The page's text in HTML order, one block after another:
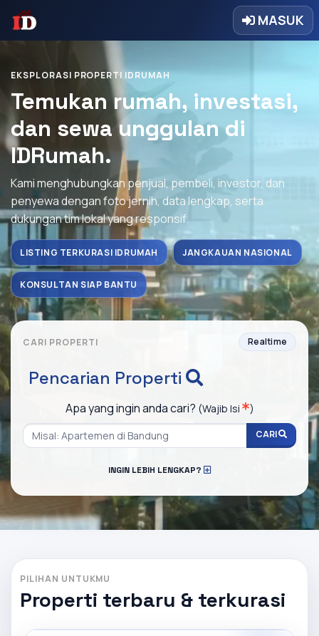
MASUK
EKSPLORASI PROPERTI IDRUMAH
Temukan rumah, investasi,
dan sewa unggulan di
IDRumah.
Kami menghubungkan penjual, pembeli, investor, dan
penyewa dengan foto jernih, data lengkap, serta
dukungan tim lokal yang responsif.
LISTING TERKURASI IDRUMAH JANGKAUAN NASIONAL
KONSULTAN SIAP BANTU
CARI PROPERTI Realtime
Pencarian Properti
Apa yang ingin anda cari? (Wajib Isi )
CARI
INGIN LEBIH LENGKAP?
PILIHAN UNTUKMU
Properti terbaru & terkurasi